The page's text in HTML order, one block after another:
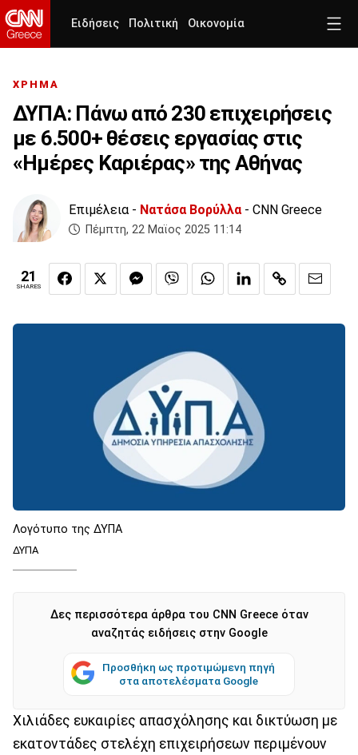
Ειδήσεις Πολιτική Οικονομία
ΧΡΗΜΑ
ΔΥΠΑ: Πάνω από 230 επιχειρήσεις
με 6.500+ θέσεις εργασίας στις
«Ημέρες Καριέρας» της Αθήνας
Επιμέλεια - Νατάσα Βορύλλα- CNN Greece
Πέμπτη, 22 Μαϊος 2025 11:14
21
SHARES
Λογότυπο της ΔΥΠΑ
ΔΥΠΑ
Δες περισσότερα άρθρα του CNN Greece όταν
αναζητάς ειδήσεις στην Google
Προσθήκη ως προτιμώμενη πηγή
στα αποτελέσματα Google
Χιλιάδες ευκαιρίες απασχόλησης και δικτύωση με
εκατοντάδες στελέχη επιχειρήσεων περιμένουν